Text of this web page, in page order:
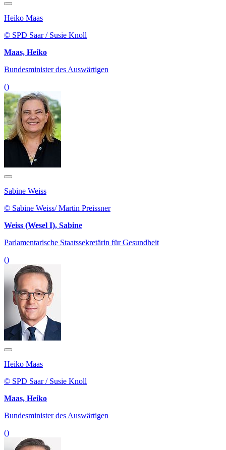
Heiko Maas
© SPD Saar / Susie Knoll
Maas, Heiko
Bundesminister des Auswärtigen
()
Sabine Weiss
© Sabine Weiss/ Martin Preissner
Weiss (Wesel I), Sabine
Parlamentarische Staatssekretärin für Gesundheit
()
Heiko Maas
© SPD Saar / Susie Knoll
Maas, Heiko
Bundesminister des Auswärtigen
()